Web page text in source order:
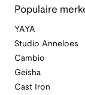
Populaire
YAYA
Studio Anneloes
Cambio
Geisha
Cast Iron